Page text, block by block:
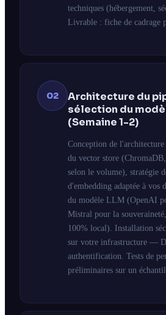
techniques (hébergement,
Livrable : fiche de cadrage
02
Architecture du
sélection du
(Semaine 1-2)
Conception de
du vector store
selon le volume), stratégie
d'embedding adaptée à vos
du modèle LLM (OpenAI
Mistral pour la souveraineté,
100% local). Installation
sur votre infrastructure —
authentification. Tests de
préliminaires sur un